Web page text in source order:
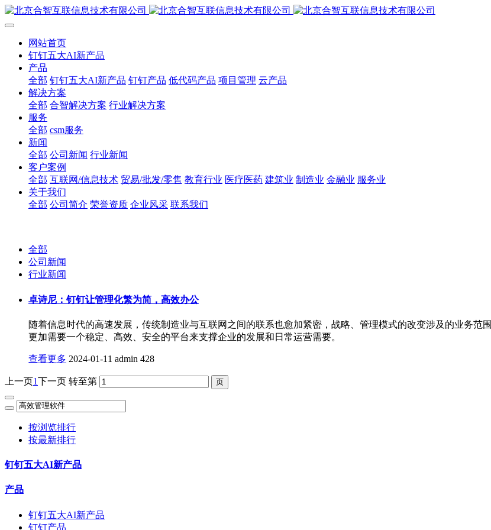
网站首页
钉钉五大AI新产品
产品
全部 钉钉五大AI新产品 钉钉产品 低代码产品 项目管理 云产品
解决方案
全部 合智解决方案 行业解决方案
服务
全部 csm服务
新闻
全部 公司新闻 行业新闻
客户案例
全部 互联网/信息技术 贸易/批发/零售 教育行业 医疗医药 建筑业 制造业 金融业 服务业
关于我们
全部 公司简介 荣誉资质 企业风采 联系我们
全部
公司新闻
行业新闻
卓诗尼：钉钉让管理化繁为简，高效办公
随着信息时代的高速发展，传统制造业与互联网之间的联系也愈加紧密，战略、管理模式的改变涉及的业务范
更加需要一个稳定、高效、安全的平台来支撑企业的发展和日常运营需要。
查看更多 2024-01-11 admin 428
上一页1下一页 转至第
按浏览排行
按最新排行
钉钉五大AI新产品
产品
钉钉五大AI新产品
钉钉产品